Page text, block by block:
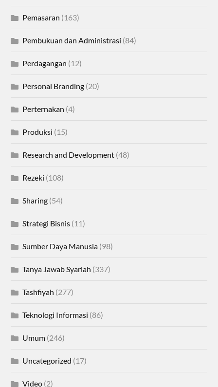
Pemasaran (163)
Pembukuan dan Administrasi (84)
Perdagangan (12)
Personal Branding (20)
Perternakan (4)
Produksi (15)
Research and Development (48)
Rezeki (108)
Sharing (54)
Strategi Bisnis (11)
Sumber Daya Manusia (98)
Tanya Jawab Syariah (337)
Tashfiyah (277)
Teknologi Informasi (86)
Umum (246)
Uncategorized (17)
Video (2)